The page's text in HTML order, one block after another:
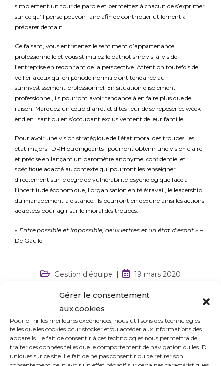
Gérer le consentement
aux cookies
Pour offrir les meilleures expériences, nous utilisons des technologies
telles que les cookies pour stocker et/ou accéder aux informations des
appareils. Le fait de consentir à ces technologies nous permettra de
traiter des données telles que le comportement de navigation ou les ID
uniques sur ce site. Le fait de ne pas consentir ou de retirer son
simplement un tour de parole et permettez à chacun de s’exprimer
sur ce qu’il pense pouvoir faire afin de contribuer utilement à
préparer demain.
Ce faisant, vous entretenez le sentiment d’appartenance
professionnelle et vous stimulez le patriotisme vis-à-vis de
l’entreprise en redonnant de la perspective. Attention toutefois de
veiller à ceux qui en période normale ont tendance au
surinvestissement professionnel. En situation d’isolement
professionnel, ils pourront avoir tendance à en faire plus que de
raison. Marquez un coup d’arrêt et dites-leur de se reposer ce week-
end en lisant ou en s’occupant exclusivement de leur famille.
Pour avoir une vision stratégique de l’état moral des troupes, les
état majors- DRH ou dirigeants -pourront obtenir une vision claire
et précise en lançant un baromètre anonyme, confidentiel et
spécifique adapté au contexte qui pourront les renseigner
directement sur le degré de vulnérabilité psychologique face à
l’incertitude économique, l’organisation en télétravail, le leadership
du management à distance. Ils pourront en déduire ainsi les actions
adaptées pour agir sur le moral des troupes.
« Entre possible et impossible, deux lettres et un état d’esprit » –
De Gaulle
Gestion d'équipe 19 mars 2020
VOUS DEVRIEZ ÉGALEMENT AIMER